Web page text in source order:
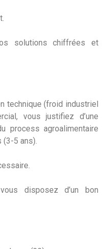
solutions chiffrées et
technique (froid industriel
vous justifiez d’une
process agroalimentaire
5 ans).
disposez d’un bon